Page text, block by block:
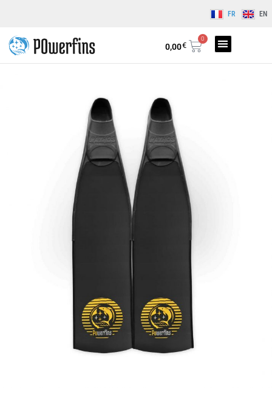
FR EN
0,00€
0